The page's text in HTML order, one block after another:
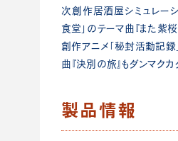
次創作居酒屋シミュレーシ
食堂」のテーマ曲『また紫
創作アニメ「秘封活動記録
曲『決別の旅』もダンマクカ
製品情報